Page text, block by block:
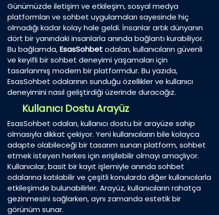
Günümüzde iletişim ve etkileşim, sosyal medya
platformları ve sohbet uygulamaları sayesinde hiç
olmadığı kadar kolay hale geldi. İnsanlar artık dünyanın
dört bir yanındaki insanlarla anında bağlantı kurabiliyor.
Bu bağlamda,EsasSohbetodaları, kullanıcıların güvenli
ve keyifli bir sohbet deneyimi yaşamaları için
tasarlanmış modern bir platformdur. Bu yazıda,
EsasSohbet odalarının sunduğu özellikler ve kullanıcı
deneyimini nasıl geliştirdiği üzerinde duracağız.
Kullanıcı Dostu Arayüz
EsasSohbet odaları, kullanıcı dostu bir arayüze sahip
olmasıyla dikkat çekiyor. Yeni kullanıcıların bile kolayca
adapte olabileceği bir tasarım sunan platform, sohbet
etmek isteyen herkes için erişilebilir olmayı amaçlıyor.
Kullanıcılar, basit bir kayıt işlemiyle anında sohbet
odalarına katılabilir ve çeşitli konularda diğer kullanıcılarla
etkileşimde bulunabilirler. Arayüz, kullanıcıların rahatça
gezinmesini sağlarken, aynı zamanda estetik bir
görünüm sunar.